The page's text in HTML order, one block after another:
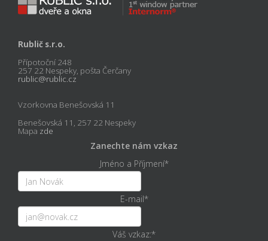
Rublič s.r.o.
Přípotoční 248
257 22 Nespeky, pošta Čerčany
rublic@rublic.cz
Vzorkovna Benešovská 11
Benešovská 11, 257 22 Nespeky
Mapa zde
Zanechte nám vzkaz
Jméno a Příjmení*
E-mail*
Váš vzkaz:*